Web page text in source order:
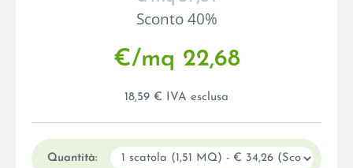
Sconto 40%
€/mq 22,68
18,59 € IVA esclusa
Quantità: